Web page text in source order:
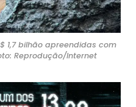
1,7 bilhão apreendidas com
Reprodução/Internet